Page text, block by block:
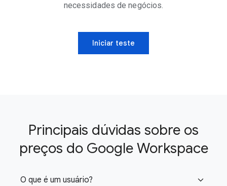
necessidades de negócios.
Iniciar teste
Principais dúvidas sobre os
preços do Google Workspace
O que é um usuário? expand_more